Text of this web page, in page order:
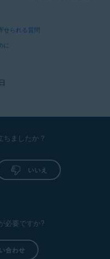
せられる質問
に
ちましたか？
いいえ
必要ですか?
合わせ